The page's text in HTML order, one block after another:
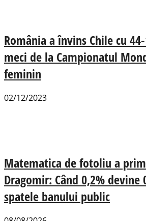
România a învins Chile cu
meci de la Campionatul
feminin
02/12/2023
Matematica de fotoliu a
Dragomir: Când 0,2% devine
spatele banului public